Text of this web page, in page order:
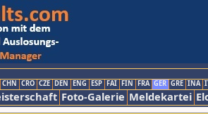
CHN CRO CZE DEN ENG ESP FAI FIN FRA GER GRE INA
Foto-Galerie Meldekartei